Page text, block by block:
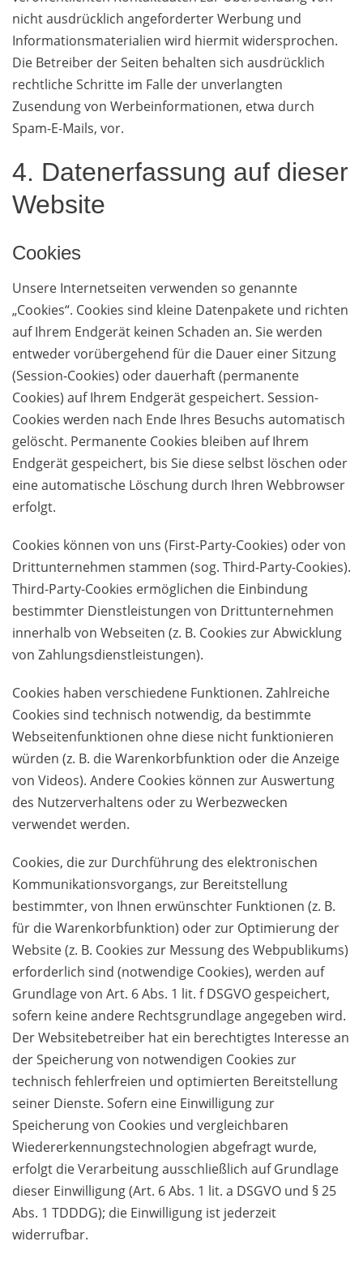
nicht ausdrücklich angeforderter Werbung und
Informationsmaterialien wird hiermit widersprochen.
Die Betreiber der Seiten behalten sich ausdrücklich
rechtliche Schritte im Falle der unverlangten
Zusendung von Werbeinformationen, etwa durch
Spam-E-Mails, vor.
4. Datenerfassung auf dieser
Website
Cookies
Unsere Internetseiten verwenden so genannte
„Cookies“. Cookies sind kleine Datenpakete und richten
auf Ihrem Endgerät keinen Schaden an. Sie werden
entweder vorübergehend für die Dauer einer Sitzung
(Session-Cookies) oder dauerhaft (permanente
Cookies) auf Ihrem Endgerät gespeichert. Session-
Cookies werden nach Ende Ihres Besuchs automatisch
gelöscht. Permanente Cookies bleiben auf Ihrem
Endgerät gespeichert, bis Sie diese selbst löschen oder
eine automatische Löschung durch Ihren Webbrowser
erfolgt.
Cookies können von uns (First-Party-Cookies) oder von
Drittunternehmen stammen (sog. Third-Party-Cookies).
Third-Party-Cookies ermöglichen die Einbindung
bestimmter Dienstleistungen von Drittunternehmen
innerhalb von Webseiten (z. B. Cookies zur Abwicklung
von Zahlungsdienstleistungen).
Cookies haben verschiedene Funktionen. Zahlreiche
Cookies sind technisch notwendig, da bestimmte
Webseitenfunktionen ohne diese nicht funktionieren
würden (z. B. die Warenkorbfunktion oder die Anzeige
von Videos). Andere Cookies können zur Auswertung
des Nutzerverhaltens oder zu Werbezwecken
verwendet werden.
Cookies, die zur Durchführung des elektronischen
Kommunikationsvorgangs, zur Bereitstellung
bestimmter, von Ihnen erwünschter Funktionen (z. B.
für die Warenkorbfunktion) oder zur Optimierung der
Website (z. B. Cookies zur Messung des Webpublikums)
erforderlich sind (notwendige Cookies), werden auf
Grundlage von Art. 6 Abs. 1 lit. f DSGVO gespeichert,
sofern keine andere Rechtsgrundlage angegeben wird.
Der Websitebetreiber hat ein berechtigtes Interesse an
der Speicherung von notwendigen Cookies zur
technisch fehlerfreien und optimierten Bereitstellung
seiner Dienste. Sofern eine Einwilligung zur
Speicherung von Cookies und vergleichbaren
Wiedererkennungstechnologien abgefragt wurde,
erfolgt die Verarbeitung ausschließlich auf Grundlage
dieser Einwilligung (Art. 6 Abs. 1 lit. a DSGVO und § 25
Abs. 1 TDDDG); die Einwilligung ist jederzeit
widerrufbar.